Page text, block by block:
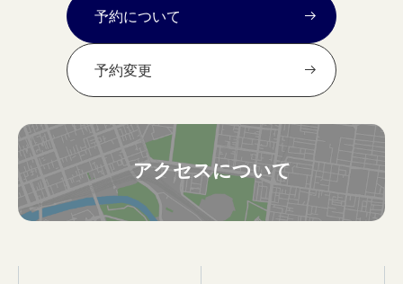
予約について
予約変更
アクセスについて